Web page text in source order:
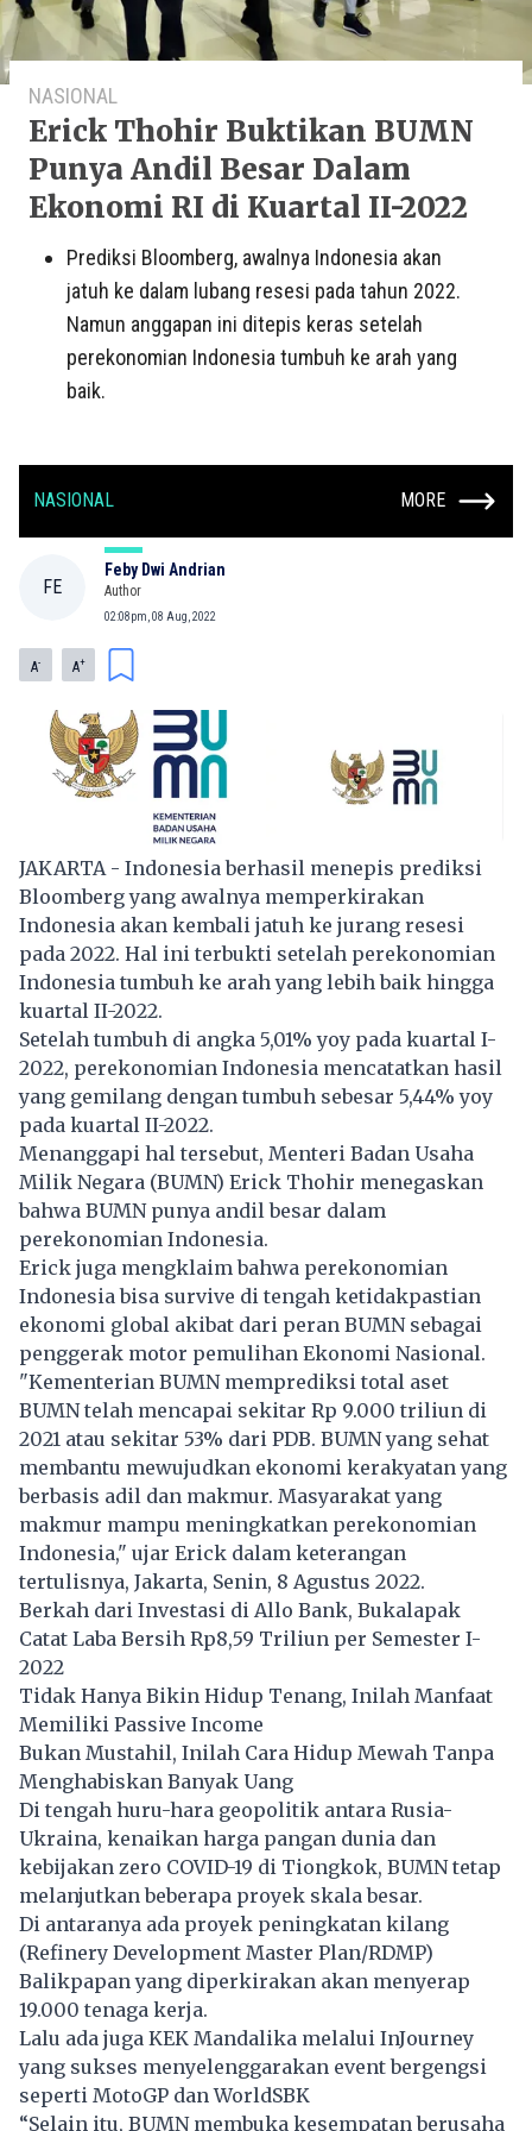
NASIONAL
Erick Thohir Buktikan BUMN
Punya Andil Besar Dalam
Ekonomi RI di Kuartal II-2022
Prediksi Bloomberg, awalnya Indonesia akan
jatuh ke dalam lubang resesi pada tahun 2022.
Namun anggapan ini ditepis keras setelah
perekonomian Indonesia tumbuh ke arah yang
baik.
NASIONAL MORE
FE
Feby Dwi Andrian
Author
02:08pm, 08 Aug, 2022
A- A+
JAKARTA - Indonesia berhasil menepis prediksi
Bloomberg yang awalnya memperkirakan
Indonesia akan kembali jatuh ke jurang resesi
pada 2022. Hal ini terbukti setelah perekonomian
Indonesia tumbuh ke arah yang lebih baik hingga
kuartal II-2022.
Setelah tumbuh di angka 5,01% yoy pada kuartal I-
2022, perekonomian Indonesia mencatatkan hasil
yang gemilang dengan tumbuh sebesar 5,44% yoy
pada kuartal II-2022.
Menanggapi hal tersebut, Menteri Badan Usaha
Milik Negara (BUMN) Erick Thohir menegaskan
bahwa BUMN punya andil besar dalam
perekonomian Indonesia.
Erick juga mengklaim bahwa perekonomian
Indonesia bisa survive di tengah ketidakpastian
ekonomi global akibat dari peran BUMN sebagai
penggerak motor pemulihan Ekonomi Nasional.
"Kementerian BUMN memprediksi total aset
BUMN telah mencapai sekitar Rp 9.000 triliun di
2021 atau sekitar 53% dari PDB. BUMN yang sehat
membantu mewujudkan ekonomi kerakyatan yang
berbasis adil dan makmur. Masyarakat yang
makmur mampu meningkatkan perekonomian
Indonesia," ujar Erick dalam keterangan
tertulisnya, Jakarta, Senin, 8 Agustus 2022.
Berkah dari Investasi di Allo Bank, Bukalapak
Catat Laba Bersih Rp8,59 Triliun per Semester I-
2022
Tidak Hanya Bikin Hidup Tenang, Inilah Manfaat
Memiliki Passive Income
Bukan Mustahil, Inilah Cara Hidup Mewah Tanpa
Menghabiskan Banyak Uang
Di tengah huru-hara geopolitik antara Rusia-
Ukraina, kenaikan harga pangan dunia dan
kebijakan zero COVID-19 di Tiongkok, BUMN tetap
melanjutkan beberapa proyek skala besar.
Di antaranya ada proyek peningkatan kilang
(Refinery Development Master Plan/RDMP)
Balikpapan yang diperkirakan akan menyerap
19.000 tenaga kerja.
Lalu ada juga KEK Mandalika melalui InJourney
yang sukses menyelenggarakan event bergengsi
seperti MotoGP dan WorldSBK
“Selain itu, BUMN membuka kesempatan berusaha